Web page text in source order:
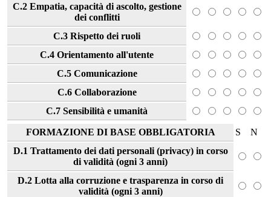
C.2 Empatia, capacità di ascolto, gestione
dei conflitti
C.3 Rispetto dei ruoli
C.4 Orientamento all'utente
C.5 Comunicazione
C.6 Collaborazione
C.7 Sensibilità e umanità
FORMAZIONE DI BASE OBBLIGATORIA S
N
D.1 Trattamento dei dati personali (privacy) in corso
di validità (ogni 3 anni)
D.2 Lotta alla corruzione e trasparenza in corso di
validità (ogni 3 anni)